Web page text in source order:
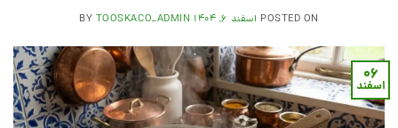
POSTED ON اسفند ۶, ۱۴۰۴ BY TOOSKACO_ADMIN
۰۶
اسفند